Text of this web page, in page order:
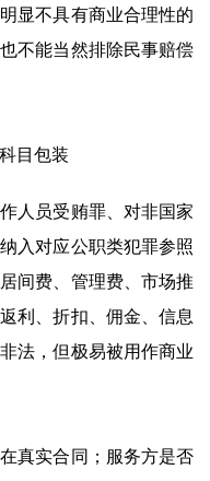
显不具有商业合理性的
不能当然排除民事赔偿
目包装
人员受贿罪、对非国家
入对应公职类犯罪参照
间费、管理费、市场推
利、折扣、佣金、信息
法，但极易被用作商业
真实合同；服务方是否